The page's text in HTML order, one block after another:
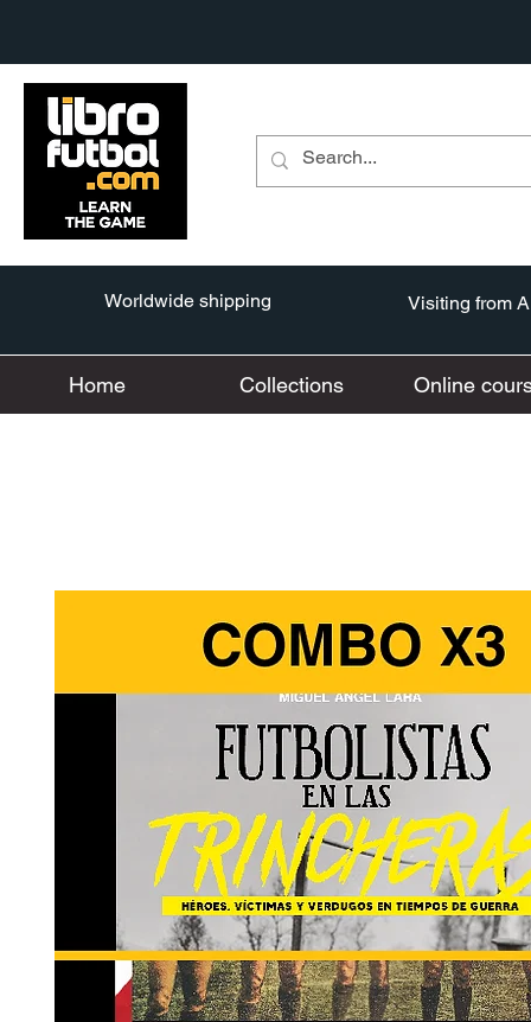
Worldwide shipping Visiting from
Home Collections Online